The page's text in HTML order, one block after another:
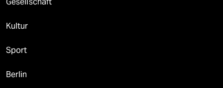
Kultur
Sport
Berlin